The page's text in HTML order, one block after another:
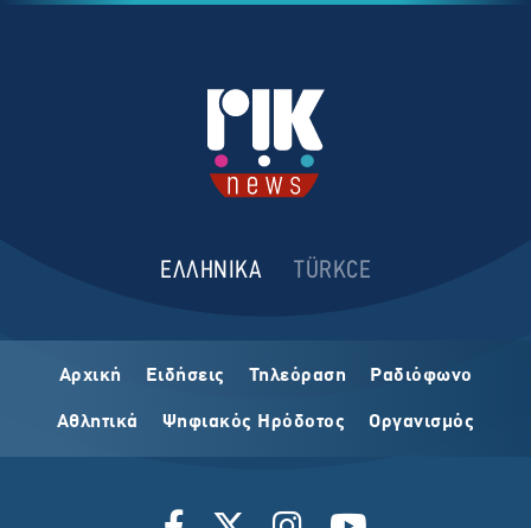
ΕΛΛΗΝΙΚΑ TÜRKCE
Αρχική Ειδήσεις Τηλεόραση Ραδιόφωνο
Αθλητικά Ψηφιακός Ηρόδοτος Οργανισμός